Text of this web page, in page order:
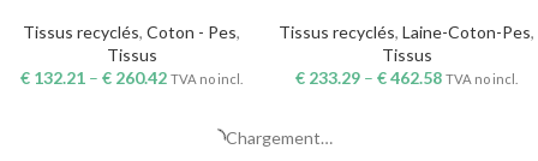
Tissus recyclés, Coton - Pes,
Tissus
€ 132.21 – € 260.42 TVA no incl.
Tissus recyclés, Laine-Coton-Pes,
Tissus
€ 233.29 – €462.58 TVA no incl.
SERGÉ 2/2 MULTICOLORE